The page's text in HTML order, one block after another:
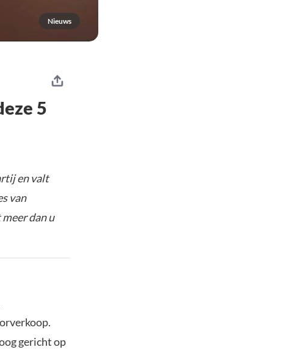
Nieuws
5
en valt
van
dan u
gericht op